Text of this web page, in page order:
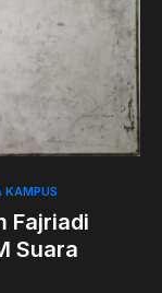
KAMPUS
Fajriadi
Suara